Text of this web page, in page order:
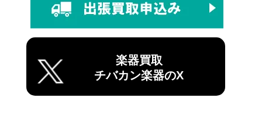
楽器買取
チバカン楽器のX